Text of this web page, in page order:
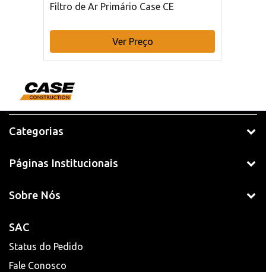
Filtro de Ar Primário Case CE
Ver Preço
Categorias
Páginas Institucionais
Sobre Nós
SAC
Status do Pedido
Fale Conosco